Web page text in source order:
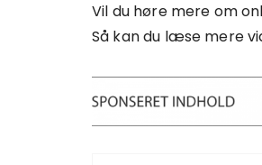
Vil du høre mere om
Så kan du læse mere